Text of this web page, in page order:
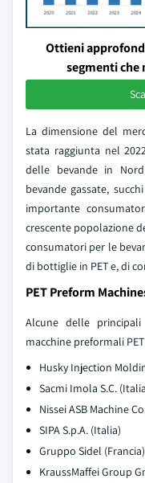
Ottieni
segmenti
La dimensione del
stata raggiunta nel
delle bevande in
bevande gassate,
importante
crescente popolazione
consumatori per le
di bottiglie in PET e, di
PET Preform
Alcune delle
macchine preformali
Husky Injection
Sacmi Imola S.C.
Nissei ASB Machine
SIPA S.p.A. (Italia)
Gruppo Sidel (Francia)
KraussMaffei Group